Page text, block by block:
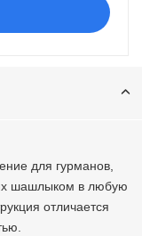
для гурманов,
шашлыком в любую
отличается